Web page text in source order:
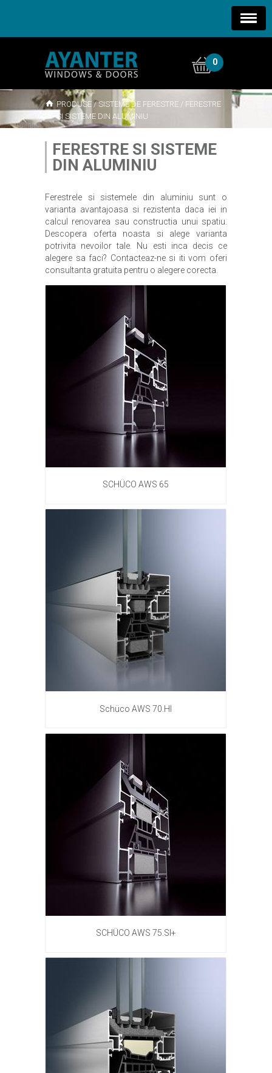
0
PRODUSE /SISTEME DE FERESTRE / FERESTRE
SI SISTEME DIN ALUMINIU
FERESTRE SI SISTEME
DIN ALUMINIU
Ferestrele si sistemele din aluminiu sunt o
varianta avantajoasa si rezistenta daca iei in
calcul renovarea sau constructia unui spatiu.
Descopera oferta noasta si alege varianta
potrivita nevoilor tale. Nu esti inca decis ce
alegere sa faci? Contacteaz-ne si iti vom oferi
consultanta gratuita pentru o alegere corecta.
SCHÜCO AWS 65
Schüco AWS 70.HI
SCHÜCO AWS 75.SI+